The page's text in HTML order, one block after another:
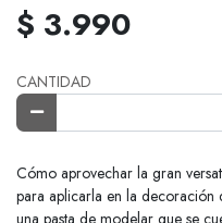
$ 3.990
CANTIDAD
Cómo aprovechar la gran
para aplicarla en la decoración